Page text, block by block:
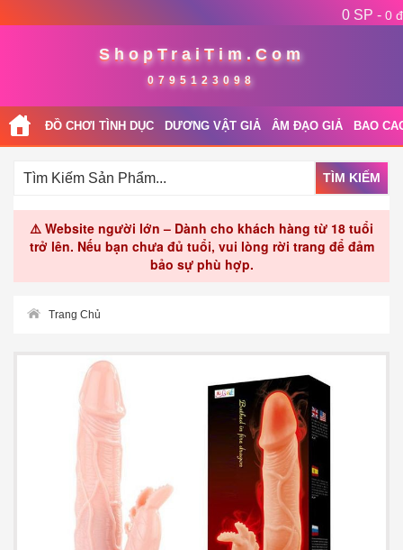
0 SP - 0 đ
ShopTraiTim.Com
0795123098
ĐỒ CHƠI TÌNH DỤC DƯƠNG VẬT GIẢ ÂM ĐẠO GIẢ BAO
TÌM KIẾM
⚠️ Website người lớn – Dành cho khách hàng từ 18 tuổi
trở lên. Nếu bạn chưa đủ tuổi, vui lòng rời trang để đảm
bảo sự phù hợp.
Trang Chủ